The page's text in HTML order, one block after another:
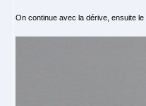
On continue avec la dérive, ensuite le